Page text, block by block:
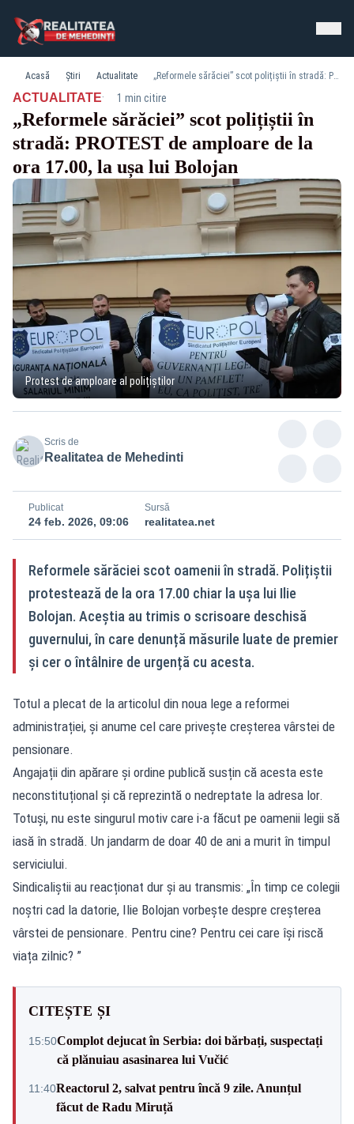
Acasă Știri Actualitate „Reformele sărăciei” scot polițiștii în stradă: PROTEST de amploare de la ora 17.00, la ușa lui Bolojan
ACTUALITATE· 1 min citire
„Reformele sărăciei” scot polițiștii în
stradă: PROTEST de amploare de la
ora 17.00, la ușa lui Bolojan
Protest de amploare al polițiștilor
Scris de
Realitatea de Mehedinti
Publicat
24 feb. 2026, 09:06
Sursă
realitatea.net
Reformele sărăciei scot oamenii în stradă. Polițiștii
protestează de la ora 17.00 chiar la ușa lui Ilie
Bolojan. Aceștia au trimis o scrisoare deschisă
guvernului, în care denunță măsurile luate de premier
și cer o întâlnire de urgență cu acesta.
Totul a plecat de la articolul din noua lege a reformei
administrației, și anume cel care privește creșterea vârstei de
pensionare.
Angajații din apărare și ordine publică susțin că acesta este
neconstituțional și că reprezintă o nedreptate la adresa lor.
Totuși, nu este singurul motiv care i-a făcut pe oamenii legii să
iasă în stradă. Un jandarm de doar 40 de ani a murit în timpul
serviciului.
Sindicaliștii au reacționat dur și au transmis: „În timp ce colegii
noștri cad la datorie, Ilie Bolojan vorbește despre creșterea
vârstei de pensionare. Pentru cine? Pentru cei care își riscă
viața zilnic? ”
CITEȘTE ȘI
15:50Complot dejucat în Serbia: doi bărbați, suspectați
că plănuiau asasinarea lui Vučić
11:40Reactorul 2, salvat pentru încă 9 zile. Anunțul
făcut de Radu Miruță